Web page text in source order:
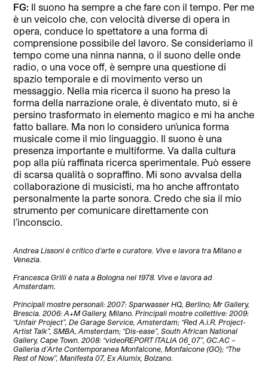
FG: Il suono ha sempre a che fare con il tempo. Per me
è un veicolo che, con velocità diverse di opera in
opera, conduce lo spettatore a una forma di
comprensione possibile del lavoro. Se consideriamo il
tempo come una ninna nanna, o il suono delle onde
radio, o una voce off, è sempre una questione di
spazio temporale e di movimento verso un
messaggio. Nella mia ricerca il suono ha preso la
forma della narrazione orale, è diventato muto, si è
persino trasformato in elemento magico e mi ha anche
fatto ballare. Ma non lo considero un’unica forma
musicale come il mio linguaggio. Il suono è una
presenza importante e multiforme. Va dalla cultura
pop alla più raffinata ricerca sperimentale. Può essere
di scarsa qualità o sopraffino. Mi sono avvalsa della
collaborazione di musicisti, ma ho anche affrontato
personalmente la parte sonora. Credo che sia il mio
strumento per comunicare direttamente con
l’inconscio.
Andrea Lissoni è critico d’arte e curatore. Vive e lavora tra Milano e
Venezia.
Francesca Grilli è nata a Bologna nel 1978. Vive e lavora ad
Amsterdam.
Principali mostre personali: 2007: Sparwasser HQ, Berlino; Mr Gallery,
Brescia. 2006: A+M Gallery, Milano. Principali mostre collettive: 2009:
“Unfair Project”, De Garage Service, Amsterdam; “Red A.i.R. Project-
Artist Talk”, SMBA, Amsterdam; “Dis-ease”, South African National
Gallery, Cape Town. 2008: “videoREPORT ITALIA 06_07”, GC.AC –
Galleria d’Arte Contemporanea Monfalcone, Monfalcone (GO); “The
Rest of Now”, Manifesta 07, Ex Alumix, Bolzano.